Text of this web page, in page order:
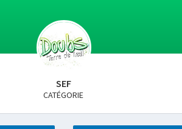
SEF
CATÉGORIE